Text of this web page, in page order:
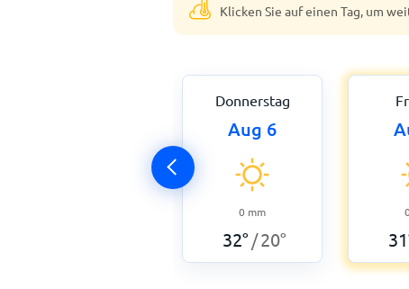
Klicken Sie auf einen Tag, um
Donnerstag
Aug 6
0 mm
32° /20°
0
31